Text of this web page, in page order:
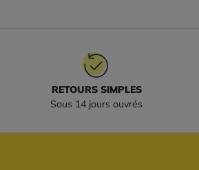
RETOURS SIMPLES
Sous 14 jours ouvrés